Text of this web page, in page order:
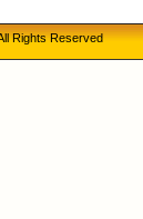
Rights Reserved